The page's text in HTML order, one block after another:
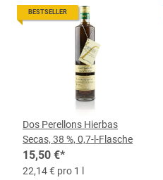
BESTSELLER
Dos Perellons Hierbas
Secas, 38 %, 0,7-l-Flasche
15,50 €*
22,14 € pro 1 l